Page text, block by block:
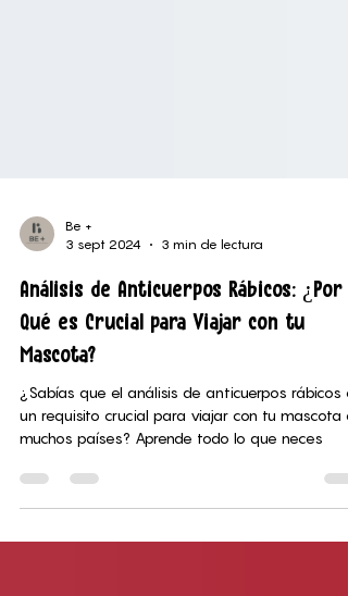
3 sept 2024
3 min de lectura
Análisis de Anticuerpos Rábicos: ¿Por
Qué es Crucial para Viajar con tu
Mascota?
¿Sabías que el análisis de anticuerpos rábicos
muchos países? Aprende todo lo que neces